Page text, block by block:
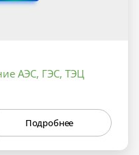
АЭС, ГЭС, ТЭЦ
Подробнее